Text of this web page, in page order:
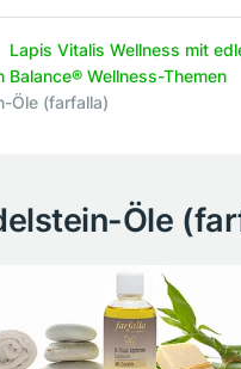
Lapis Vitalis Wellness mit
Balance® Wellness-Themen
Öle (farfalla)
Öle